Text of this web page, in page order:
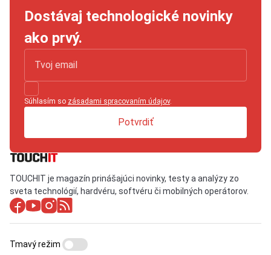
Dostávaj technologické novinky
ako prvý.
Súhlasím so zásadami spracovaním údajov.
Potvrdiť
TOUCHIT je magazín prinášajúci novinky, testy a analýzy zo
sveta technológií, hardvéru, softvéru či mobilných operátorov.
Tmavý režim